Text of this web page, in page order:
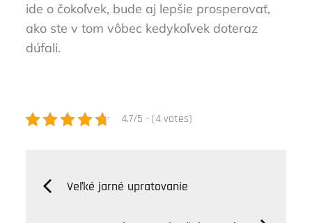
ide o čokoľvek, bude aj lepšie prosperovať,
ako ste v tom vôbec kedykoľvek doteraz
dúfali.
4.7/5 - (4 votes)
Navigácia
Veľké jarné upratovanie